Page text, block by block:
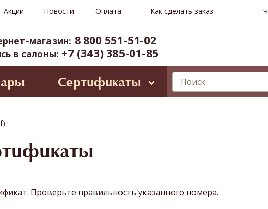
Акции Новости Оплата Как сделать заказ
магазин: 8 800 551-51-02
в салоны: +7 (343) 385-01-85
Сертификаты
Сиам Oriental SPA (ул. Б.Ельцина, 8)
СПА-пространство Тайнесс (Вайнера, 60)
Депозиты и VIP-карты
Проверьте правильность указанного номера.